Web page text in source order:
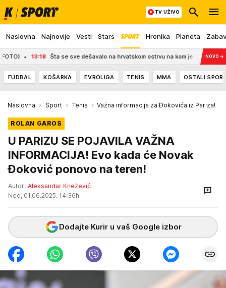
Naslovna Najnovije Vesti Stars Hronika Planeta
TV UŽIVO
13:18 Šta se sve dešavalo na hrvatskom ostrvu na kom je osramoćeniNOVO →
FUDBAL KOŠARKA EVROLIGA TENIS MMA OSTALI
Naslovna Sport Tenis Važna informacija za Đokovića iz Pariza!
ROLAN GAROS
U PARIZU SE POJAVILA VAŽNA
INFORMACIJA! Evo kada će Novak
Đoković ponovo na teren!
Autor: Aleksandar Knežević
Ned, 01.06.2025. 14:36h
Dodajte Kurir u vaš Google izbor